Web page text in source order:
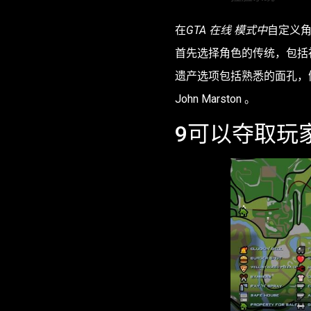
在GTA 在线 模式中自定义
首先选择角色的传统，包
遗产选项包括熟悉的面孔，
John Marston 。
9可以夺取玩